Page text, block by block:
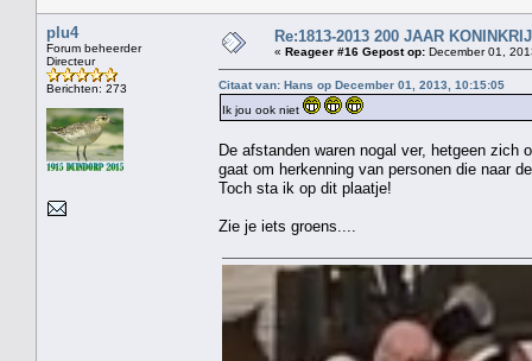
plu4
Forum beheerder
Directeur
Berichten: 273
Re:1813-2013 200 JAAR
« Reageer #16 Gepost op: December 01,
Citaat van: Hans op December 01, 2013, 10:15:05
Ik jou ook niet
De afstanden waren nogal ver, hetgeen
gaat om herkenning van personen die naar
Toch sta ik op dit plaatje!
Zie je iets groens....